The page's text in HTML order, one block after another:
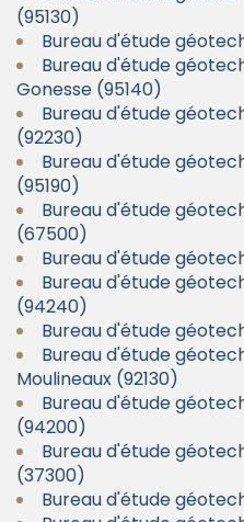
(95130)
Bureau d'étude
Bureau d'étude
Gonesse (95140)
Bureau d'étude
(92230)
Bureau d'étude
(95190)
Bureau d'étude
(67500)
Bureau d'étude
Bureau d'étude
(94240)
Bureau d'étude
Bureau d'étude
Moulineaux (92130)
Bureau d'étude
(94200)
Bureau d'étude
(37300)
Bureau d'étude